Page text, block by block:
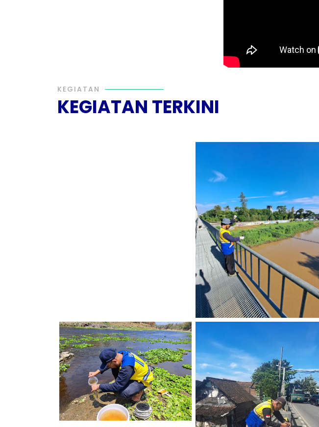
KEGIATAN
KEGIATAN TERKINI